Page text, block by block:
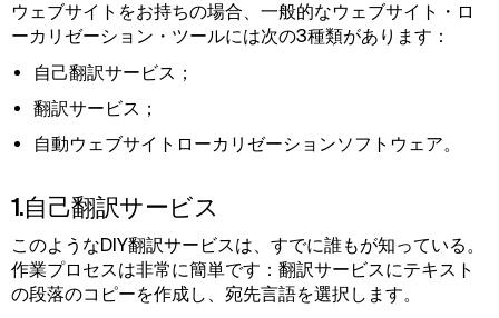
ウェブサイトをお持ちの場合、一般的なウェブサイト・ロ
ーカリゼーション・ツールには次の3種類があります：
自己翻訳サービス；
翻訳サービス；
自動ウェブサイトローカリゼーションソフトウェア。
1.自己翻訳サービス
このようなDIY翻訳サービスは、すでに誰もが知っている。
作業プロセスは非常に簡単です：翻訳サービスにテキスト
の段落のコピーを作成し、宛先言語を選択します。